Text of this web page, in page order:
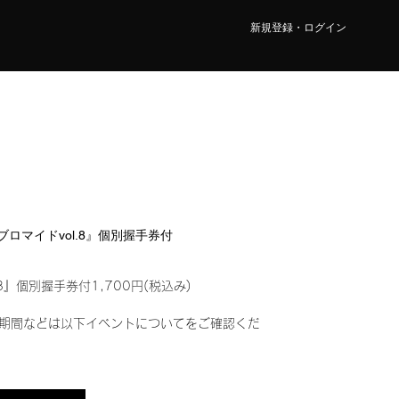
新規登録・ログイン
ロマイドvol.8』個別握手券付
』個別握手券付1,700円(税込み)
間などは以下イベントについてをご確認くだ